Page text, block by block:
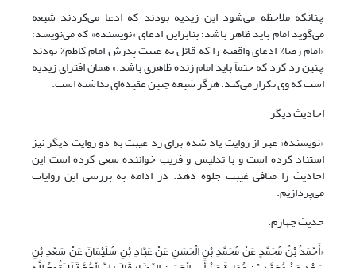
چنان‎که ملاحظه می‌شود این زیدیه بودند که ادعا می‌کردند شیعه
می‌گوید امام باید ظاهر باشد؛ بنابراین ادعای «نویسنده» که می‌نویسد:
«امام رضا% ادعای واقفیه را که قائل به غیبت پدرش امام کاظم% بودند
چنین رد کرد که حتماً باید امام زنده ظاهری باشد.» همان افترای زیدیه
است که وی تکرار می‌کند. هرگز شیعه چنین عقیده‌ای نداشته است.
احادیث دیگر
«نویسنده» غیر از روایت یاد شده برای رد غیبت به دو روایت دیگر نیز
استناد کرده است و با تدلیس و فریب خواننده سعی کرده است این
احادیث را منافی غیبت جلوه دهد. در ادامه به بررسی این روایات
می‌پردازیم.
حدیث چهارم.
«أَحْمَدُ بْنُ مُحَمَّدٍ عَنْ مُحَمَّدِ بْنِ الْحَسَنِ عَنْ عَبَّادِ بْنِ سُلَیْمَانَ عَنْ سَعْدِ بْنِ